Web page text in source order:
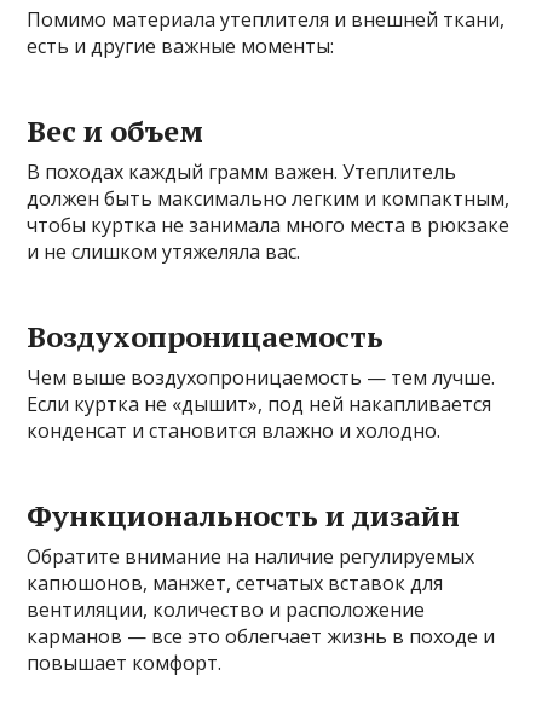
Помимо материала утеплителя и внешней ткани,
есть и другие важные моменты:
Вес и объем
В походах каждый грамм важен. Утеплитель
должен быть максимально легким и компактным,
чтобы куртка не занимала много места в рюкзаке
и не слишком утяжеляла вас.
Воздухопроницаемость
Чем выше воздухопроницаемость — тем лучше.
Если куртка не «дышит», под ней накапливается
конденсат и становится влажно и холодно.
Функциональность и дизайн
Обратите внимание на наличие регулируемых
капюшонов, манжет, сетчатых вставок для
вентиляции, количество и расположение
карманов — все это облегчает жизнь в походе и
повышает комфорт.